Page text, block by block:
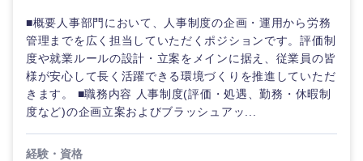
■概要人事部門において、人事制度の企画・運用から労務
管理までを広く担当していただくポジションです。評価制
度や就業ルールの設計・立案をメインに据え、従業員の皆
様が安心して長く活躍できる環境づくりを推進していただ
きます。 ■職務内容 人事制度(評価・処遇、勤務・休暇制
度など)の企画立案およびブラッシュアッ...
経験・資格